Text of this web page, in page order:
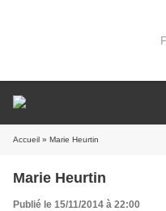
Accueil » Marie Heurtin
Marie Heurtin
Publié le 15/11/2014 à 22:00